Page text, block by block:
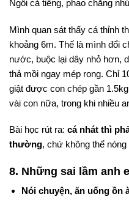
Ngồi cả tiếng, phao chẳng
Mình quan sát thấy cá thỉnh
khoảng 6m. Thế là mình đổi
nước, buộc lại dây nhỏ hơn,
thả mồi ngay mép rong. Chỉ
giật được con chép gần
vài con nữa, trong khi nhiều
Bài học rút ra: cá nhát thì
thường, chứ không thể nóng
8. Những sai lầm anh
Nói chuyện, ăn uống ồn